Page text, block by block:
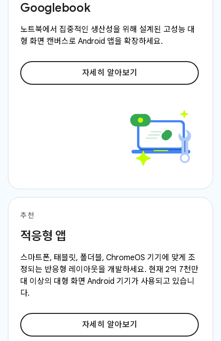
Googlebook
노트북에서 집중적인 생산성을 위해 설계된 고성능 대
형 화면 캔버스로 Android 앱을 확장하세요.
자세히 알아보기
추천
적응형 앱
스마트폰, 태블릿, 폴더블, ChromeOS 기기에 맞게 조
정되는 반응형 레이아웃을 개발하세요. 현재 2억 7천만
대 이상의 대형 화면 Android 기기가 사용되고 있습니
다.
자세히 알아보기